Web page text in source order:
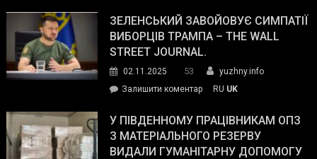
ЗЕЛЕНСЬКИЙ ЗАВОЙОВУЄ СИМПАТІЇ
ВИБОРЦІВ ТРАМПА – THE WALL
STREET JOURNAL.
02.11.2025 53
yuzhny.info
Залишити коментарon
завойовує
симпатії
виборців
RU UK
У ПІВДЕННОМУ ПРАЦІВНИКАМ ОПЗ
З МАТЕРІАЛЬНОГО РЕЗЕРВУ
ВИДАЛИ ГУМАНІТАРНУ ДОПОМОГУ